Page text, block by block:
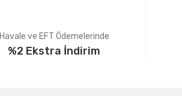
Havale ve EFT Ödemelerinde
%2 Ekstra İndirim